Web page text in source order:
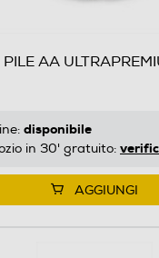
AA
disponibile
in 30' gratuito:
AGGIUNGI